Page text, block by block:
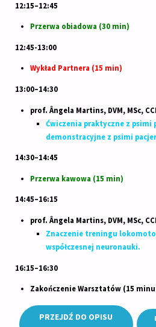
12:15–12:45
Przerwa obiadowa (30 min)
12:45-13:00
Wykład Partnera (15 min)
13:00–14:30
prof. Ângela Martins, DVM, MSc,
Ćwiczenia praktyczne z
demonstracyjne z psimi
14:30–14:45
Przerwa kawowa (15 min)
14:45–16:15
prof. Ângela Martins, DVM, MSc,
Znaczenie treningu
współczesnej neuronauki.
16:15–16:30
Zakończenie Warsztatów (15
PRZEJDŹ DO OPISU